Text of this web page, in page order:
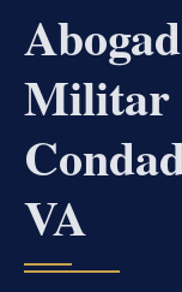
Militar
VA